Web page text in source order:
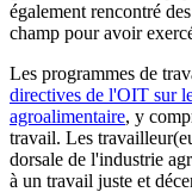
également rencontré
champ pour avoir
Les programmes de
directives de l'OIT sur
agroalimentaire, y
travail. Les
dorsale de l'industrie
à un travail juste et